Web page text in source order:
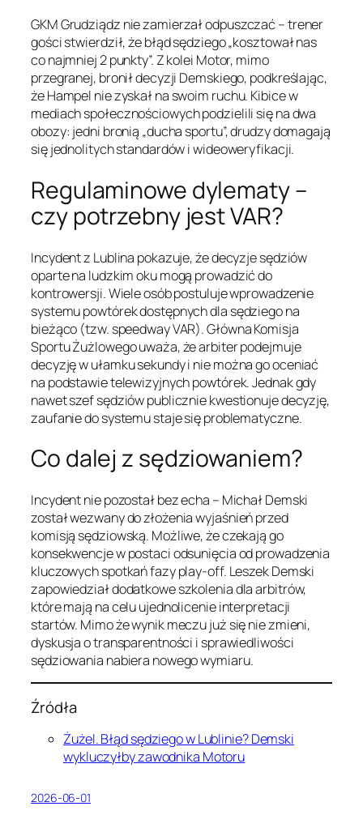
GKM Grudziądz nie zamierzał odpuszczać – trener
gości stwierdził, że błąd sędziego „kosztował nas
co najmniej 2 punkty”. Z kolei Motor, mimo
przegranej, bronił decyzji Demskiego, podkreślając,
że Hampel nie zyskał na swoim ruchu. Kibice w
mediach społecznościowych podzielili się na dwa
obozy: jedni bronią „ducha sportu”, drudzy domagają
się jednolitych standardów i wideoweryfikacji.
Regulaminowe dylematy –
czy potrzebny jest VAR?
Incydent z Lublina pokazuje, że decyzje sędziów
oparte na ludzkim oku mogą prowadzić do
kontrowersji. Wiele osób postuluje wprowadzenie
systemu powtórek dostępnych dla sędziego na
bieżąco (tzw. speedway VAR). Główna Komisja
Sportu Żużlowego uważa, że arbiter podejmuje
decyzję w ułamku sekundy i nie można go oceniać
na podstawie telewizyjnych powtórek. Jednak gdy
nawet szef sędziów publicznie kwestionuje decyzję,
zaufanie do systemu staje się problematyczne.
Co dalej z sędziowaniem?
Incydent nie pozostał bez echa – Michał Demski
został wezwany do złożenia wyjaśnień przed
komisją sędziowską. Możliwe, że czekają go
konsekwencje w postaci odsunięcia od prowadzenia
kluczowych spotkań fazy play-off. Leszek Demski
zapowiedział dodatkowe szkolenia dla arbitrów,
które mają na celu ujednolicenie interpretacji
startów. Mimo że wynik meczu już się nie zmieni,
dyskusja o transparentności i sprawiedliwości
sędziowania nabiera nowego wymiaru.
Źródła
Żużel. Błąd sędziego w Lublinie? Demski
wykluczyłby zawodnika Motoru
2026-06-01